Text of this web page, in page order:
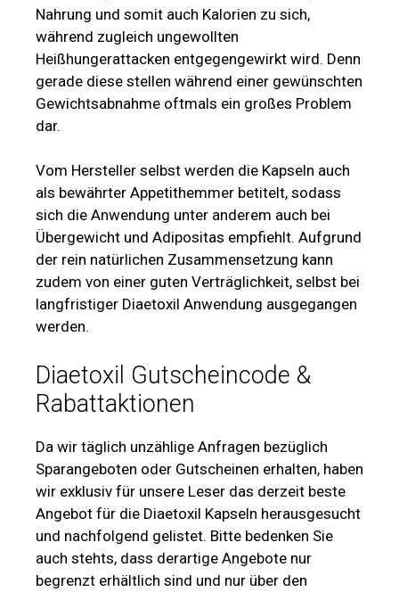
Nahrung und somit auch Kalorien zu sich,
während zugleich ungewollten
Heißhungerattacken entgegengewirkt wird. Denn
gerade diese stellen während einer gewünschten
Gewichtsabnahme oftmals ein großes Problem
dar.
Vom Hersteller selbst werden die Kapseln auch
als bewährter Appetithemmer betitelt, sodass
sich die Anwendung unter anderem auch bei
Übergewicht und Adipositas empfiehlt. Aufgrund
der rein natürlichen Zusammensetzung kann
zudem von einer guten Verträglichkeit, selbst bei
langfristiger Diaetoxil Anwendung ausgegangen
werden.
Diaetoxil Gutscheincode &
Rabattaktionen
Da wir täglich unzählige Anfragen bezüglich
Sparangeboten oder Gutscheinen erhalten, haben
wir exklusiv für unsere Leser das derzeit beste
Angebot für die Diaetoxil Kapseln herausgesucht
und nachfolgend gelistet. Bitte bedenken Sie
auch stehts, dass derartige Angebote nur
begrenzt erhältlich sind und nur über den